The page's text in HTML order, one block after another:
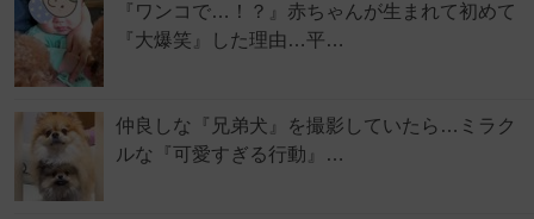
『ワンコで…！？』赤ちゃんが生まれて初めて
『大爆笑』した理由…平…
仲良しな『兄弟犬』を撮影していたら…ミラク
ルな『可愛すぎる行動』…